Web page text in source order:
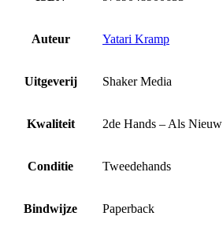
Auteur Yatari Kramp
Uitgeverij Shaker Media
Kwaliteit 2de Hands – Als Nieuw
Conditie Tweedehands
Bindwijze Paperback